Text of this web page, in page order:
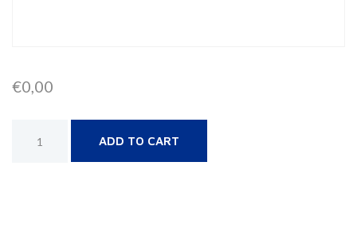
€0,00
ADD TO CART